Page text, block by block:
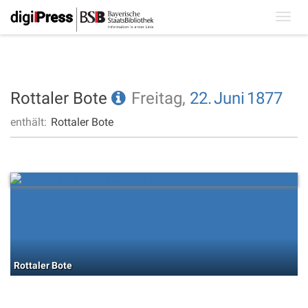
Rottaler Bote Freitag, 22.Juni 1877
enthält: Rottaler Bote
Rottaler Bote